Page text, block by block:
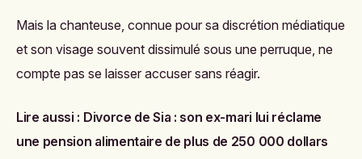
Mais la chanteuse, connue pour sa discrétion médiatique
et son visage souvent dissimulé sous une perruque, ne
compte pas se laisser accuser sans réagir.
Lire aussi : Divorce de Sia : son ex-mari lui réclame
une pension alimentaire de plus de 250 000 dollars